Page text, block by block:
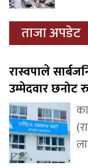
ताजा अपडेट
रास्वपाले
उम्मेदवार छनोट